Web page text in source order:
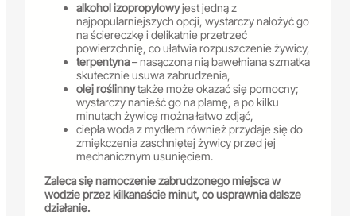
alkohol izopropylowyjest jedną z
najpopularniejszych opcji, wystarczy nałożyć go
na ściereczkę i delikatnie przetrzeć
powierzchnię, co ułatwia rozpuszczenie żywicy,
terpentyna– nasączona nią bawełniana szmatka
skutecznie usuwa zabrudzenia,
olej roślinnytakże może okazać się pomocny;
wystarczy nanieść go na plamę, a po kilku
minutach żywicę można łatwo zdjąć,
ciepła woda z mydłem również przydaje się do
zmiękczenia zaschniętej żywicy przed jej
mechanicznym usunięciem.
Zaleca się namoczenie zabrudzonego miejsca w
wodzie przez kilkanaście minut, co usprawnia dalsze
działanie.